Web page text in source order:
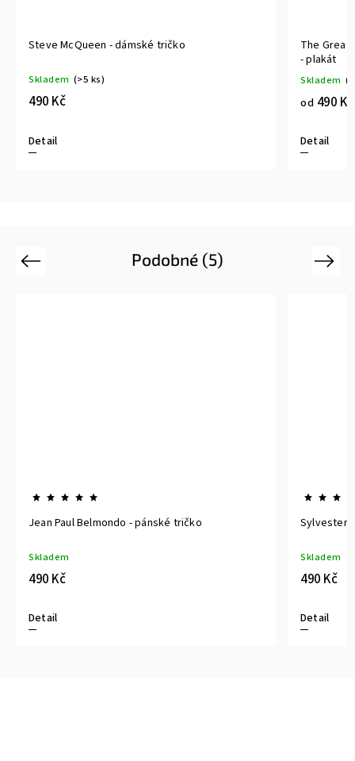
Steve McQueen - dámské tričko
Skladem (>5 ks)
490 Kč
Detail
The Great
- plakát
Skladem
od 490 Kč
Detail
Podobné (5)
Previous
Jean Paul Belmondo - pánské tričko
Skladem
490 Kč
Detail
Sylvester
Skladem
490 Kč
Detail
Next